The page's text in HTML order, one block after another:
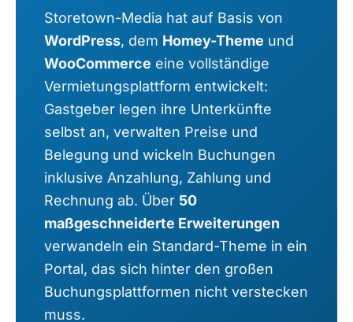
Storetown-Media hat auf Basis von
WordPress, dem Homey-Theme und
WooCommerce eine vollständige
Vermietungsplattform entwickelt:
Gastgeber legen ihre Unterkünfte
selbst an, verwalten Preise und
Belegung und wickeln Buchungen
inklusive Anzahlung, Zahlung und
Rechnung ab. Über 50
maßgeschneiderte Erweiterungen
verwandeln ein Standard-Theme in ein
Portal, das sich hinter den großen
Buchungsplattformen nicht verstecken
muss.